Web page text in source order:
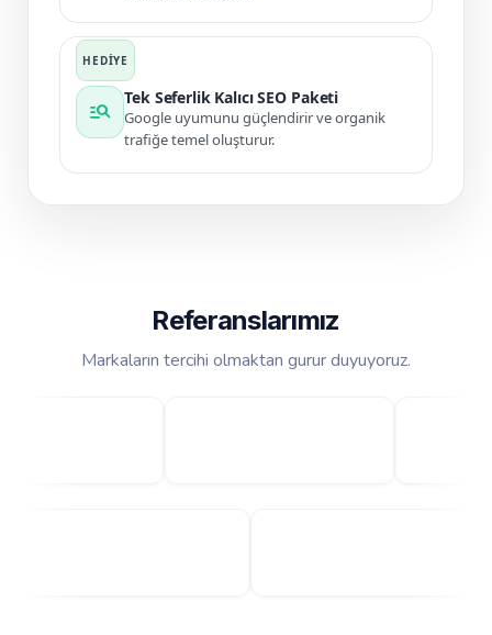
manage_search
Tek Seferlik Kalıcı SEO Paketi
Google uyumunu güçlendirir ve organik
trafiğe temel oluşturur.
Referanslarımız
Markaların tercihi olmaktan gurur duyuyoruz.